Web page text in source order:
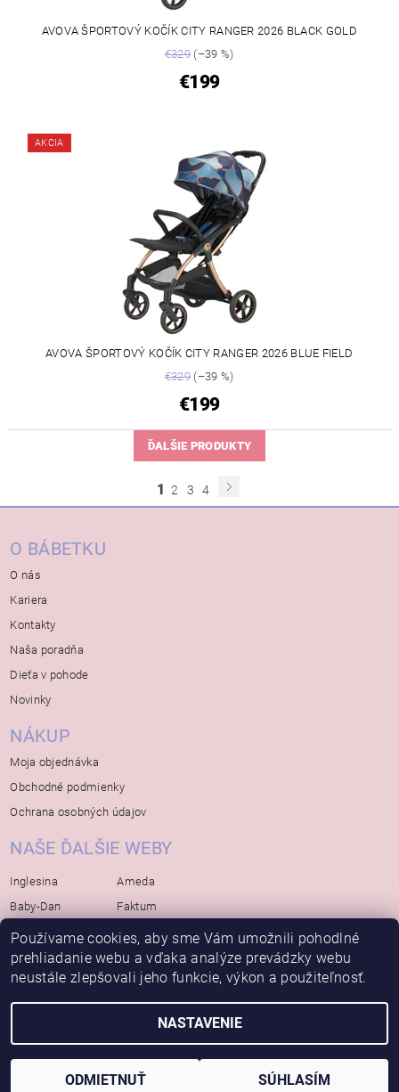
AVOVA ŠPORTOVÝ KOČÍK CITY RANGER 2026 BLACK GOLD
€329 (–39 %)
€199
AKCIA
AVOVA ŠPORTOVÝ KOČÍK CITY RANGER 2026 BLUE FIELD
€329 (–39 %)
€199
ĎALŠIE PRODUKTY
1 2 3 4
O BÁBETKU
O nás
Kariera
Kontakty
Naša poradňa
Dieťa v pohode
Novinky
NÁKUP
Moja objednávka
Obchodné podmienky
Ochrana osobných údajov
NAŠE ĎALŠIE WEBY
Inglesina
Baby-Dan
Rialto
Bébé-Jou
Avova
Ameda
Faktum
Koelstra
Bambino-Mio
2026 © Bábätko, všetky práva vyhradené
Používame cookies, aby sme Vám umožnili pohodlné
prehliadanie webu a vďaka analýze prevádzky webu
neustále zlepšovali jeho funkcie, výkon a použiteľnosť.
NASTAVENIE
ODMIETNUŤ SÚHLASÍM